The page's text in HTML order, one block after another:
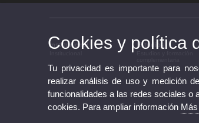
Institucional Estudios
Cookies y política
Tu privacidad es importante para
realizar análisis de uso y medición
funcionalidades a las redes sociales o
cookies. Para ampliar información